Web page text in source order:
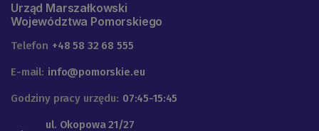
Urząd Marszałkowski
Województwa Pomorskiego
Telefon +48 58 32 68 555
E-mail: info@pomorskie.eu
Godziny pracy urzędu: 07:45-15:45
ul. Okopowa 21/27